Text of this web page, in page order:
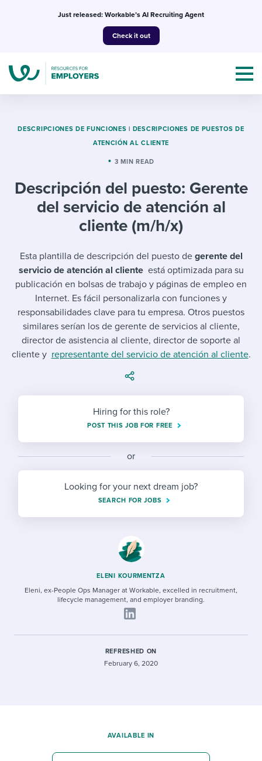
Just released: Workable’s AI Recruiting Agent
Check it out
Topics
I NEED HELP WITH...
Evaluating candidates
Working together with others
Maintaining hiring pipelines
Developing & retaining people
Ensuring compliance
Finding and attracting people
Establishing an employer brand
Candidate/employee experiences
Templates & Guides
Job description templates
Interview question templates
Policy templates
Onboarding checklists
Step-by-step tutorials
Free ebooks & reports
HR terms
I’m a jobseeker
I WANT TO LEARN ABOUT...
Applying for a job
Interview process
Pay & benefits
Modern working life
Overall career resources
Workable customer stories
Explore Workable
Request a demo
DESCRIPCIONES DE FUNCIONES | DESCRIPCIONES DE PUESTOS DE
ATENCIÓN AL CLIENTE
3 MIN READ
Descripción del puesto: Gerente
del servicio de atención al
cliente (m/h/x)
Esta plantilla de descripción del puesto de gerente del
servicio de atención al clienteestá optimizada para su
publicación en bolsas de trabajo y páginas de empleo en
Internet. Es fácil personalizarla con funciones y
responsabilidades clave para tu empresa. Otros puestos
similares serían los de gerente de servicios al cliente,
director de asistencia al cliente, director de soporte al
cliente y representante del servicio de atención al cliente.
Hiring for this role?
POST THIS JOB FOR FREE
or
Looking for your next dream job?
SEARCH FOR JOBS
ELENI KOURMENTZA
Eleni, ex-People Ops Manager at Workable, excelled in recruitment,
lifecycle management, and employer branding.
REFRESHED ON
February 6, 2020
AVAILABLE IN